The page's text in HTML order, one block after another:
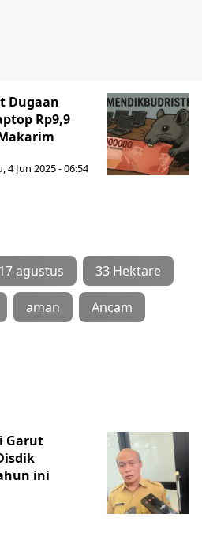
Dugaan
Rp9,9
4 Jun 2025 - 06:54
17 agustus 33 Hektare
aman Ancam
Garut
ini